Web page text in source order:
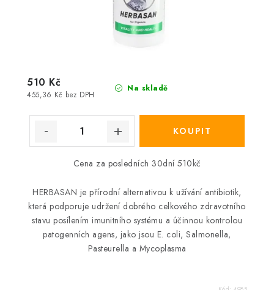
Na skladě
455,36 Kč bez DPH
510 Kč
Cena za posledních 30dní 510kč
HERBASAN je přírodní alternativou k užívání antibiotik,
která podporuje udržení dobrého celkového zdravotního
stavu posílením imunitního systému a účinnou kontrolou
patogenních agens, jako jsou E. coli, Salmonella,
Pasteurella a Mycoplasma